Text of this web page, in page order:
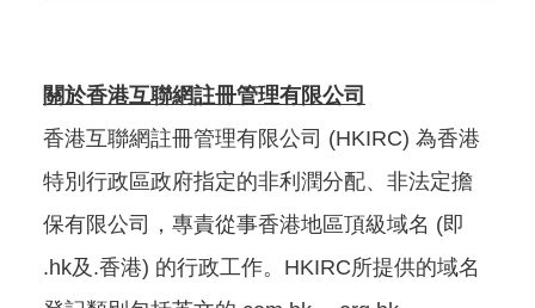
關於香港互聯網註冊管理有限公司
香港互聯網註冊管理有限公司 (HKIRC) 為香港
特別行政區政府指定的非利潤分配、非法定擔
保有限公司，專責從事香港地區頂級域名 (即
.hk及.香港) 的行政工作。HKIRC所提供的域名